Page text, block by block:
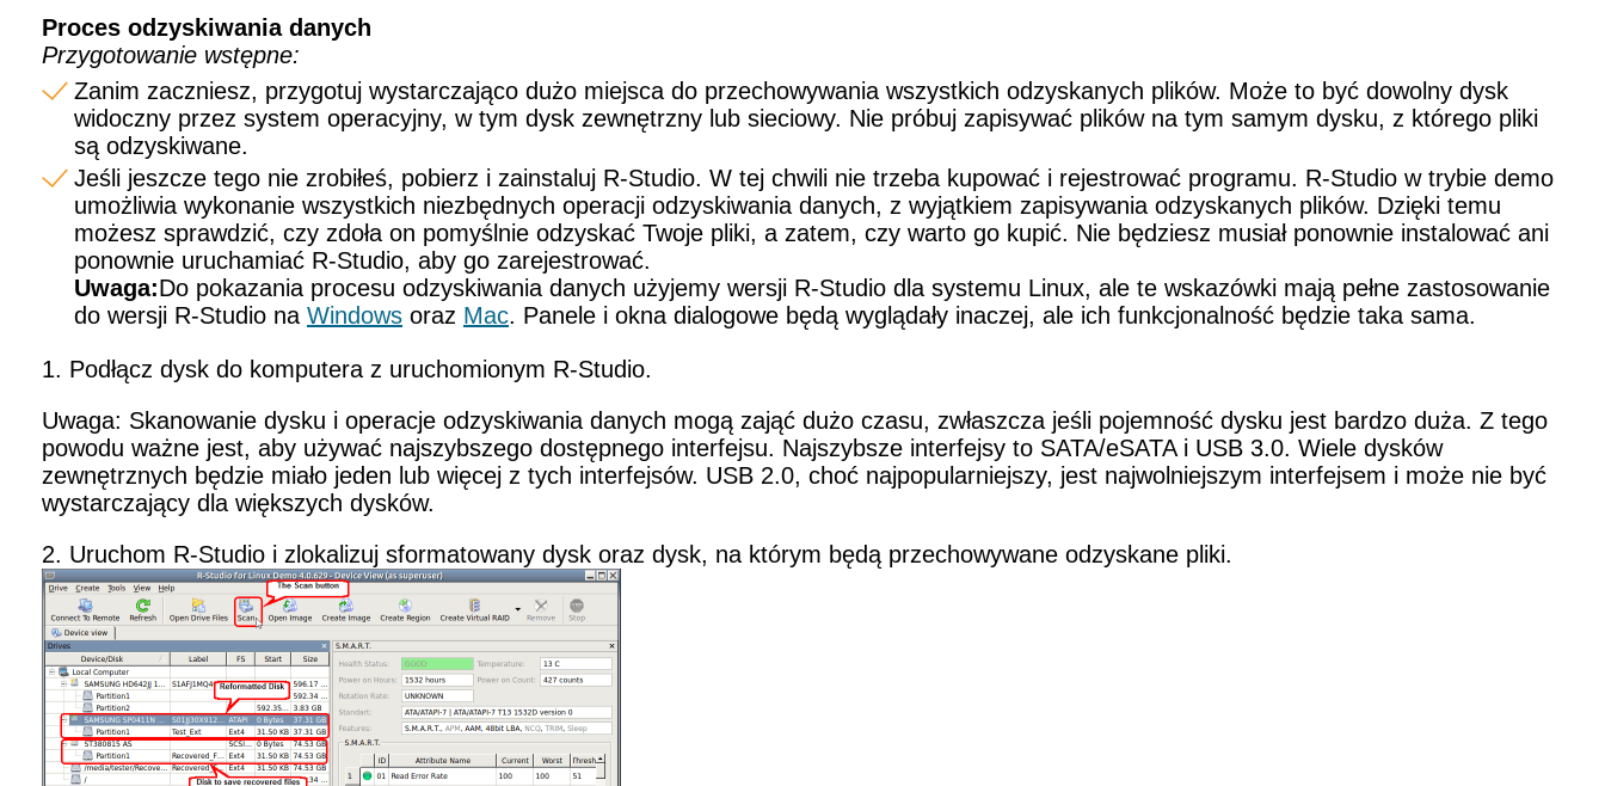
Proces odzyskiwania danych
Przygotowanie wstępne:
Zanim zaczniesz, przygotuj wystarczająco dużo miejsca do przechowywania wszystkich odzyskanych plików. Może to być dowolny dysk
widoczny przez system operacyjny, w tym dysk zewnętrzny lub sieciowy. Nie próbuj zapisywać plików na tym samym dysku, z którego pliki
są odzyskiwane.
Jeśli jeszcze tego nie zrobiłeś, pobierz i zainstaluj R-Studio. W tej chwili nie trzeba kupować i rejestrować programu. R-Studio w trybie demo
umożliwia wykonanie wszystkich niezbędnych operacji odzyskiwania danych, z wyjątkiem zapisywania odzyskanych plików. Dzięki temu
możesz sprawdzić, czy zdoła on pomyślnie odzyskać Twoje pliki, a zatem, czy warto go kupić. Nie będziesz musiał ponownie instalować ani
ponownie uruchamiać R-Studio, aby go zarejestrować.
Uwaga:Do pokazania procesu odzyskiwania danych użyjemy wersji R-Studio dla systemu Linux, ale te wskazówki mają pełne zastosowanie
do wersji R-Studio na Windows oraz Mac. Panele i okna dialogowe będą wyglądały inaczej, ale ich funkcjonalność będzie taka sama.
1. Podłącz dysk do komputera z uruchomionym R-Studio.
Uwaga: Skanowanie dysku i operacje odzyskiwania danych mogą zająć dużo czasu, zwłaszcza jeśli pojemność dysku jest bardzo duża. Z tego
powodu ważne jest, aby używać najszybszego dostępnego interfejsu. Najszybsze interfejsy to SATA/eSATA i USB 3.0. Wiele dysków
zewnętrznych będzie miało jeden lub więcej z tych interfejsów. USB 2.0, choć najpopularniejszy, jest najwolniejszym interfejsem i może nie być
wystarczający dla większych dysków.
2. Uruchom R-Studio i zlokalizuj sformatowany dysk oraz dysk, na którym będą przechowywane odzyskane pliki.